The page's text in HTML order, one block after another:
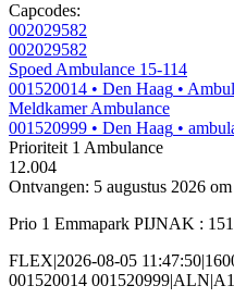
Capcodes:
002029582
002029582
Spoed Ambulance 15-114
001520014 • Den Haag •
Meldkamer Ambulance
001520999 • Den Haag •
Prioriteit 1 Ambulance
12.004
Ontvangen: 5 augustus 2026
Prio 1 Emmapark PIJNAK :
FLEX|2026-08-05
001520014